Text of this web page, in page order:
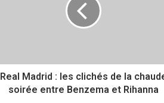
k
Real Madrid : les clichés de la
soirée entre Benzema et Rihanna